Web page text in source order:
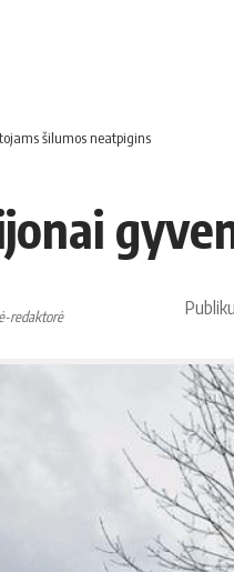
šilumos neatpigins
redaktorė